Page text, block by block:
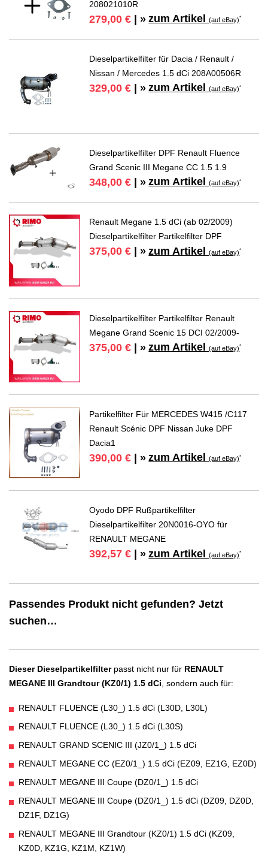
208021010R
279,00 € | » zum Artikel(auf eBay)*
Dieselpartikelfilter für Dacia / Renault /
Nissan / Mercedes 1.5 dCi 208A00506R
329,00 € | » zum Artikel(auf eBay)*
Dieselpartikelfilter DPF Renault Fluence
Grand Scenic III Megane CC 1.5 1.9
348,00 € | » zum Artikel(auf eBay)*
Renault Megane 1.5 dCi (ab 02/2009)
Dieselpartikelfilter Partikelfilter DPF
375,00 € | » zum Artikel(auf eBay)*
Dieselpartikelfilter Partikelfilter Renault
Megane Grand Scenic 15 DCI 02/2009-
375,00 € | » zum Artikel(auf eBay)*
Partikelfilter Für MERCEDES W415 /C117
Renault Scénic DPF Nissan Juke DPF
Dacia1
390,00 € | » zum Artikel(auf eBay)*
Oyodo DPF Rußpartikelfilter
Dieselpartikelfilter 20N0016-OYO für
RENAULT MEGANE
392,57 € | » zum Artikel(auf eBay)*
Passendes Produkt nicht gefunden? Jetzt
suchen…
Dieser Dieselpartikelfilterpasst nicht nur für RENAULT
MEGANE III Grandtour (KZ0/1) 1.5 dCi , sondern auch für:
RENAULT FLUENCE (L30_) 1.5 dCi (L30D, L30L)
RENAULT FLUENCE (L30_) 1.5 dCi (L30S)
RENAULT GRAND SCENIC III (JZ0/1_) 1.5 dCi
RENAULT MEGANE CC (EZ0/1_) 1.5 dCi (EZ09, EZ1G, EZ0D)
RENAULT MEGANE III Coupe (DZ0/1_) 1.5 dCi
RENAULT MEGANE III Coupe (DZ0/1_) 1.5 dCi (DZ09, DZ0D,
DZ1F, DZ1G)
RENAULT MEGANE III Grandtour (KZ0/1) 1.5 dCi (KZ09,
KZ0D, KZ1G, KZ1M, KZ1W)